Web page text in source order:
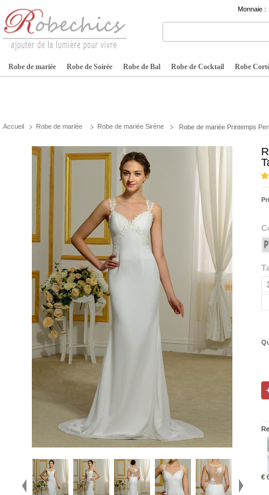
Monnaie :
Robe de mariée Robe de Soirée Robe de Bal Robe de Cocktail Robe
Accueil Robe de mariée Robe de mariée Sirène Robe de mariée Printemps
€